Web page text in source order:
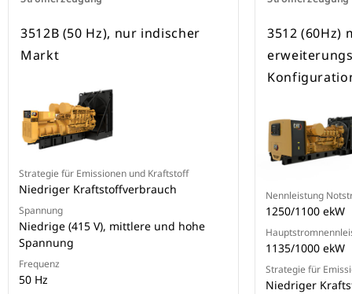
3512B (50 Hz), nur indischer
Markt
Strategie für Emissionen und Kraftstoff
Niedriger Kraftstoffverbrauch
Spannung
Niedrige (415 V), mittlere und hohe
Spannung
Frequenz
50 Hz
3512 (60Hz)
Nennleistung
1250/1100 ekW
1135/1000 ekW
Strategie für
Niedriger